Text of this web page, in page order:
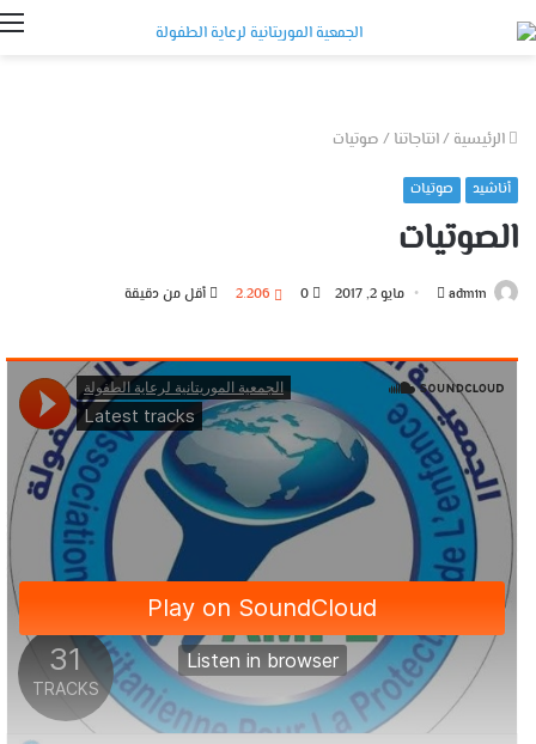
الرئيسية /انتاجاتنا / صوتيات
أناشيد صوتيات
الصوتيات
admin
أرسل مايو 2, 2017 0 2٬206 أقل من دقيقة